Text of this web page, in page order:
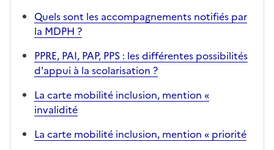
Quels sont les accompagnements notifiés par
la MDPH ?
PPRE, PAI, PAP, PPS : les différentes possibilités
d'appui à la scolarisation ?
La carte mobilité inclusion, mention «
invalidité
La carte mobilité inclusion, mention « priorité